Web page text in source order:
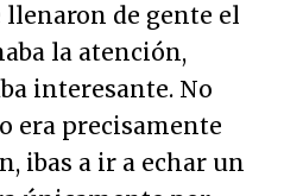
llenaron de gente el
la atención,
interesante. No
era precisamente
ibas a ir a echar un